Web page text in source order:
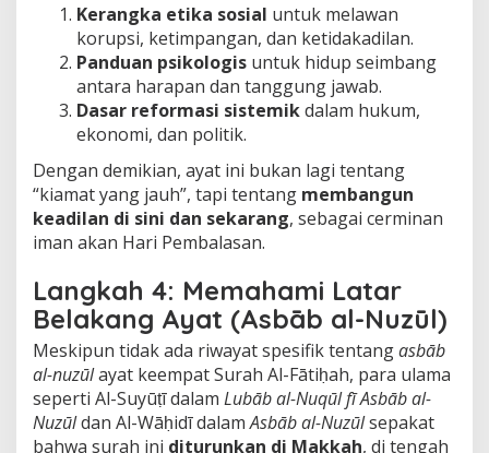
Kerangka etika sosial untuk melawan
korupsi, ketimpangan, dan ketidakadilan.
Panduan psikologis untuk hidup seimbang
antara harapan dan tanggung jawab.
Dasar reformasi sistemikdalam hukum,
ekonomi, dan politik.
Dengan demikian, ayat ini bukan lagi tentang
“kiamat yang jauh”, tapi tentang membangun
keadilan di sini dan sekarang, sebagai cerminan
iman akan Hari Pembalasan.
Langkah 4: Memahami Latar
Belakang Ayat (Asbāb al-Nuzūl)
Meskipun tidak ada riwayat spesifik tentangasbāb
al-nuzūlayat keempat Surah Al-Fātiḥah, para ulama
seperti Al-Suyūṭī dalam Lubāb al-Nuqūl fī Asbāb al-
Nuzūldan Al-Wāḥidī dalamAsbāb al-Nuzūlsepakat
bahwa surah ini diturunkan di Makkah, di tengah